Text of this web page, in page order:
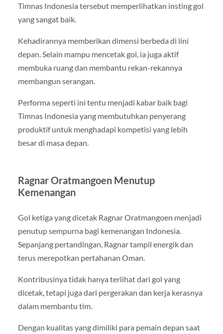
Timnas Indonesia tersebut memperlihatkan insting gol
yang sangat baik.
Kehadirannya memberikan dimensi berbeda di lini
depan. Selain mampu mencetak gol, ia juga aktif
membuka ruang dan membantu rekan-rekannya
membangun serangan.
Performa seperti ini tentu menjadi kabar baik bagi
Timnas Indonesia yang membutuhkan penyerang
produktif untuk menghadapi kompetisi yang lebih
besar di masa depan.
Ragnar Oratmangoen Menutup
Kemenangan
Gol ketiga yang dicetak Ragnar Oratmangoen menjadi
penutup sempurna bagi kemenangan Indonesia.
Sepanjang pertandingan, Ragnar tampil energik dan
terus merepotkan pertahanan Oman.
Kontribusinya tidak hanya terlihat dari gol yang
dicetak, tetapi juga dari pergerakan dan kerja kerasnya
dalam membantu tim.
Dengan kualitas yang dimiliki para pemain depan saat